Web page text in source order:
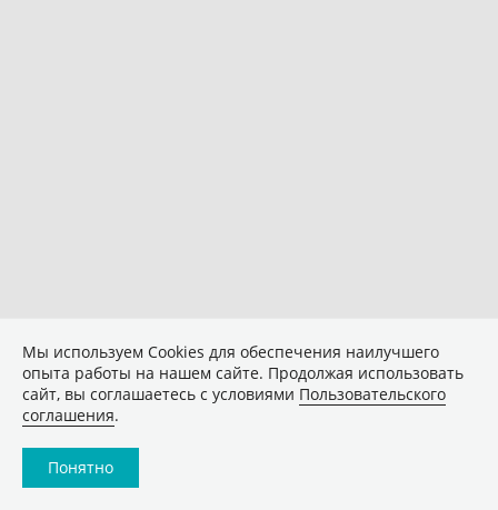
Мы используем Сookies для обеспечения наилучшего
опыта работы на нашем сайте. Продолжая использовать
сайт, вы соглашаетесь с условиями Пользовательского
соглашения.
Понятно